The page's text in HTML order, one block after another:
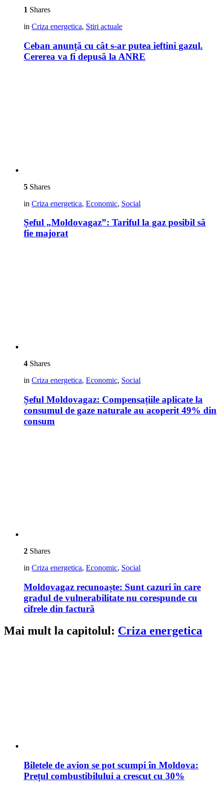
1 Shares
in Criza energetica, Stiri actuale
Ceban anunță cu cât s-ar putea ieftini gazul.
Cererea va fi depusă la ANRE
5 Shares
in Criza energetica, Economic, Social
Șeful „Moldovagaz”: Tariful la gaz posibil să
fie majorat
4 Shares
in Criza energetica, Economic, Social
Șeful Moldovagaz: Compensațiile aplicate la
consumul de gaze naturale au acoperit 49% din
consum
2 Shares
in Criza energetica, Economic, Social
Moldovagaz recunoaște: Sunt cazuri în care
gradul de vulnerabilitate nu corespunde cu
cifrele din factură
Mai mult la capitolul: Criza energetica
Biletele de avion se pot scumpi în Moldova:
Prețul combustibilului a crescut cu 30%